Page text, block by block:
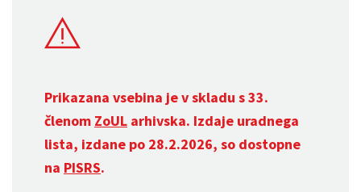
Prikazana vsebina je v skladu s 33.
členom ZoUL arhivska. Izdaje uradnega
lista, izdane po 28.2.2026, so dostopne
na PISRS.